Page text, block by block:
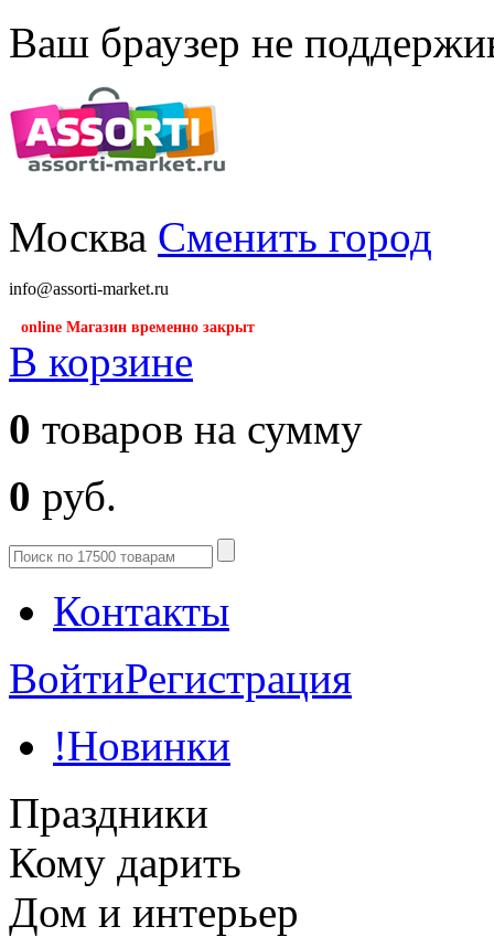
Ваш браузер не
Москва Сменить город
info@assorti-market.ru
online Магазин временно закрыт
В корзине
0 товаров на сумму
0 руб.
Контакты
ВойтиРегистрация
!Новинки
Праздники
Кому дарить
Дом и интерьер